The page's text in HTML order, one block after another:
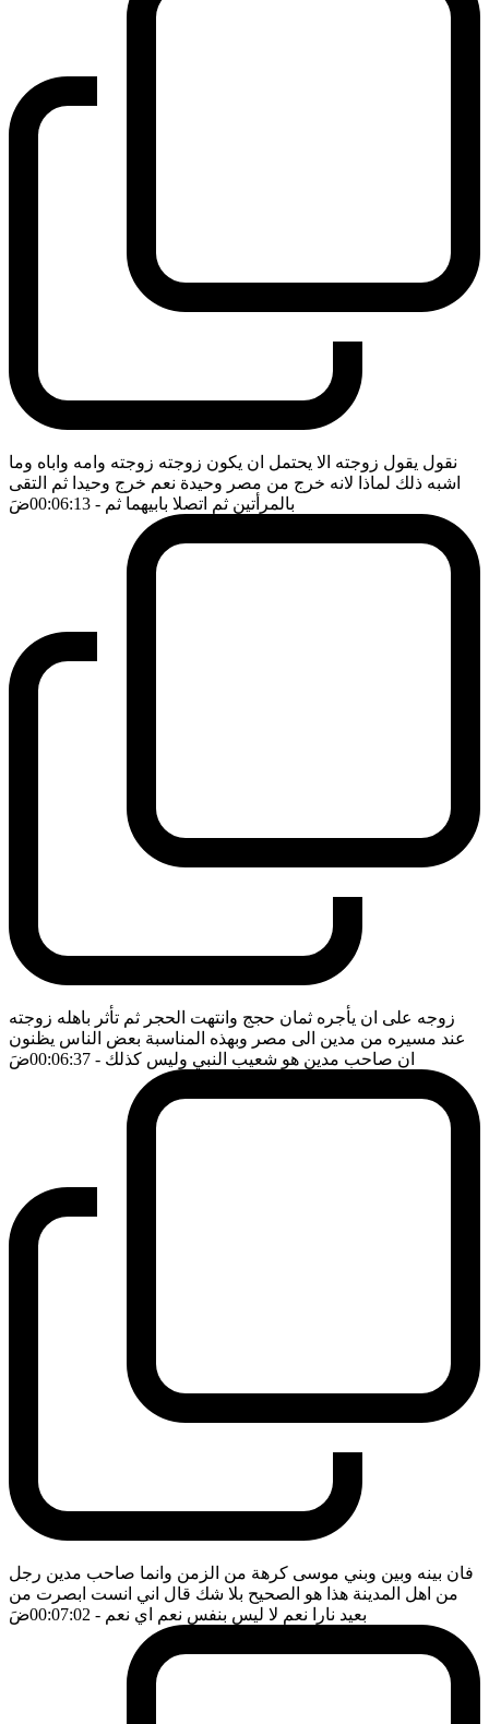
نقول يقول زوجته الا يحتمل ان يكون زوجته زوجته وامه واباه وما
اشبه ذلك لماذا لانه خرج من مصر وحيدة نعم خرج وحيدا ثم التقى
بالمرأتين ثم اتصلا بابيهما ثم - 00:06:13 ضَ
زوجه على ان يأجره ثمان حجج وانتهت الحجر ثم تأثر باهله زوجته
عند مسيره من مدين الى مصر وبهذه المناسبة بعض الناس يظنون
ان صاحب مدين هو شعيب النبي وليس كذلك - 00:06:37 ضَ
فان بينه وبين وبني موسى كرهة من الزمن وانما صاحب مدين رجل
من اهل المدينة هذا هو الصحيح بلا شك قال اني انست ابصرت من
بعيد نارا نعم لا ليس بنفس نعم اي نعم - 00:07:02 ضَ